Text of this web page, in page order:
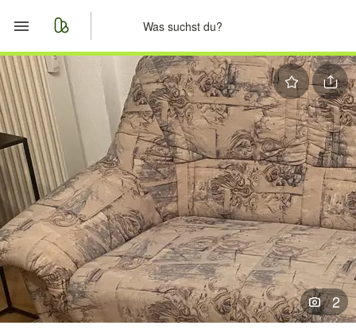
Start
Merkliste
Nachrichten
Anzeige aufgeben
2